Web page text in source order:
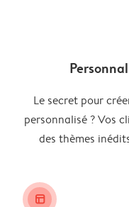
Le secret pour
personnalisé ? Vos
des thèmes
layout_alt